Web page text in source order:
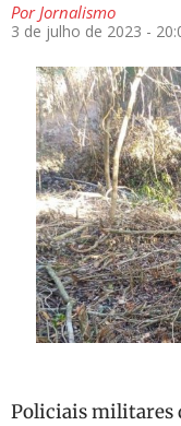
PorJornalismo
3 de julho de 2023 -
Policiais militares